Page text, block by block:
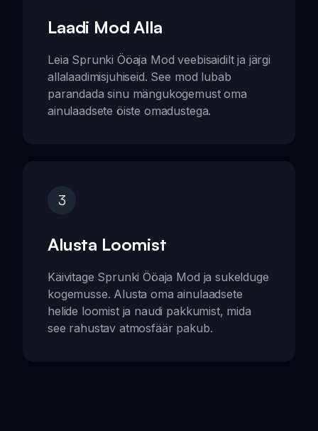
Laadi Mod Alla
Leia Sprunki Ööaja Mod veebisaidilt ja järgi
allalaadimisjuhiseid. See mod lubab
parandada sinu mängukogemust oma
ainulaadsete öiste omadustega.
3
Alusta Loomist
Käivitage Sprunki Ööaja Mod ja sukelduge
kogemusse. Alusta oma ainulaadsete
helide loomist ja naudi pakkumist, mida
see rahustav atmosfäär pakub.